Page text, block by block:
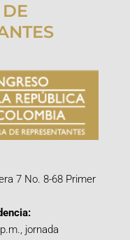
7 No. 8-68 Primer
jornada